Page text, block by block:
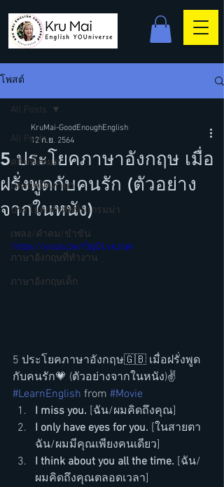
โพสต์
All Posts
คลิปทั้งหมด
เทคนิคฝึกภาษา
ประโยค/คำศัพท์/แกรมม่า
เพลง/คำคม/ขำขัน
ภาษาอังกฤษที่ทำงาน
ภาษาอังกฤษเด็ก
All Posts
5 ประโยคภาษาอังกฤษ เมื่อ
ฝรั่งพูดกับคนรัก (ตัวอย่าง
จากในหนัง)
KruMai-GoodEnoughEnglish
12 ก.ย. 2564
https://youtu.be/f3gOLvkzlak
5 ประโยคภาษาอังกฤษ🇬🇧 เมื่อฝรั่งพูด
กับคนรัก💗 (ตัวอย่างจากในหนัง)✌
#LearnEnglish from #Movie
I miss you. [ฉัน/ผมคิดถึงคุณ]
I only have eyes for you. [ในสายตา
ฉัน/ผมมีคุณเพียงคนเดียว]
I think about you all the time. [ฉัน/
ผมคิดถึงคุณตลอดเวลา]